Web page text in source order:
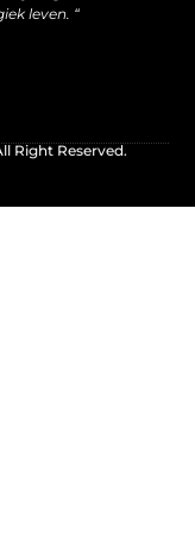
leven. “
Right Reserved.